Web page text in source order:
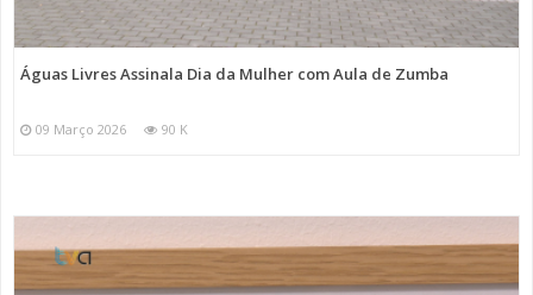
Águas Livres Assinala Dia da Mulher com Aula de Zumba
09 Março 2026 90 K